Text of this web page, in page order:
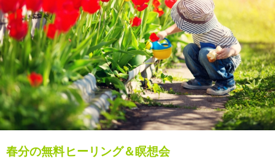
春分の無料ヒーリング＆瞑想会